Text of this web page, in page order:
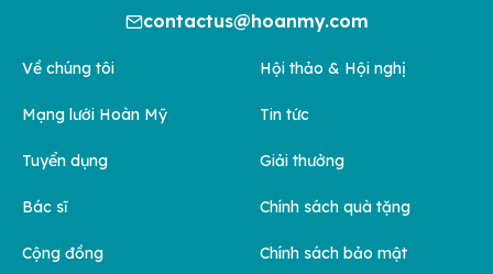
contactus@hoanmy.com
Về chúng tôi
Mạng lưới Hoàn Mỹ
Tuyển dụng
Bác sĩ
Cộng đồng
Hội thảo & Hội nghị
Tin tức
Giải thưởng
Chính sách quà tặng
Chính sách bảo mật